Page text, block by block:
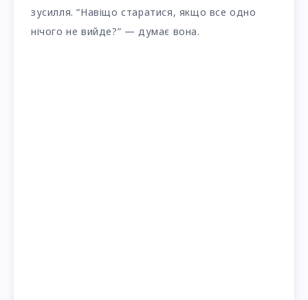
зусилля. “Навіщо старатися, якщо все одно
нічого не вийде?” — думає вона.